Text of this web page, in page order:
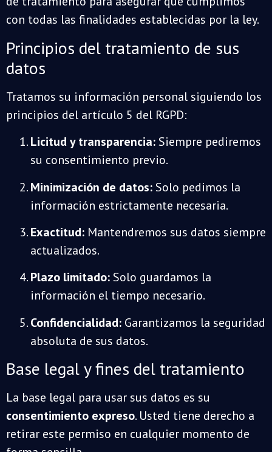
con todas las finalidades establecidas por la ley.
Principios del tratamiento de sus
datos
Tratamos su información personal siguiendo los
principios del artículo 5 del RGPD:
Licitud y transparencia:Siempre pediremos
su consentimiento previo.
Minimización de datos:Solo pedimos la
información estrictamente necesaria.
Exactitud: Mantendremos sus datos siempre
actualizados.
Plazo limitado:Solo guardamos la
información el tiempo necesario.
Confidencialidad: Garantizamos la seguridad
absoluta de sus datos.
Base legal y fines del tratamiento
La base legal para usar sus datos es su
consentimiento expreso. Usted tiene derecho a
retirar este permiso en cualquier momento de